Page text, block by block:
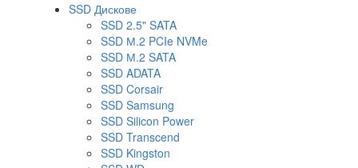
SSD Дискове
SSD 2.5" SATA
SSD М.2 PCIe NVMe
SSD М.2 SATA
SSD ADATA
SSD Corsair
SSD Samsung
SSD Silicon Power
SSD Transcend
SSD Kingston